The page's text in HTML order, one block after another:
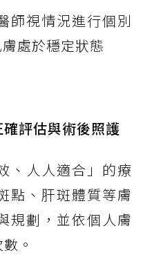
師視情況進行個別
處於穩定狀態
評估與術後照護
、人人適合」的療
點、肝斑體質等膚
規劃，並依個人膚
。